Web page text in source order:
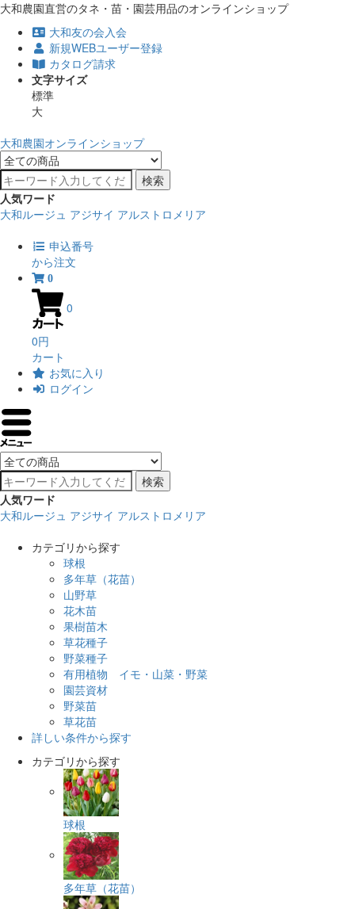
大和農園直営のタネ・苗・園芸用品のオンラインショップ
大和友の会入会
新規WEBユーザー登録
カタログ請求
文字サイズ
標準
大
大和農園オンラインショップ
検索
人気ワード
大和ルージュ アジサイ アルストロメリア
申込番号
から注文
0
0
0円
カート
お気に入り
ログイン
検索
人気ワード
大和ルージュ アジサイ アルストロメリア
カテゴリから探す
球根
多年草（花苗）
山野草
花木苗
果樹苗木
草花種子
野菜種子
有用植物 イモ・山菜・野菜
園芸資材
野菜苗
草花苗
詳しい条件から探す
カテゴリから探す
球根
多年草（花苗）